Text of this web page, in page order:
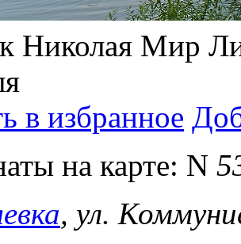
Николая Мир
в избранное
на карте: N
, ул.